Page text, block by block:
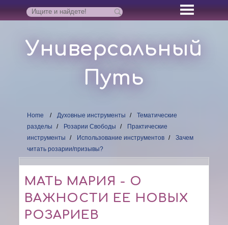
Универсальный
Путь
Home Духовные инструменты
Тематические
разделы
Розарии Свободы
Практические
инструменты
Использование инструментов
Зачем
читать розарии/призывы?
МАТЬ МАРИЯ - О
ВАЖНОСТИ ЕЕ НОВЫХ
РОЗАРИЕВ